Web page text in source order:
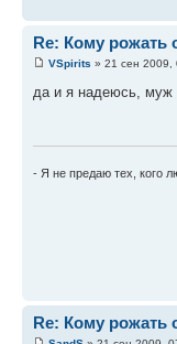
Re: Кому рожать
VSpirits » 21 сен 2009,
да и я надеюсь, муж
- Я не предаю тех, кого
Re: Кому рожать